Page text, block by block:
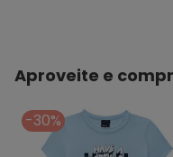
Aproveite e
-30%